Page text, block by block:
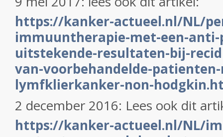
https://kanker-actueel.nl/NL/
immuuntherapie-met-een-
uitstekende-resultaten-bij-
van-voorbehandelde-
lymfklierkanker-non-
2 december 2016: Lees ook dit
https://kanker-actueel.nl/NL/